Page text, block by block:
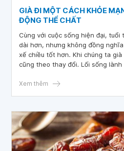
GIÀ ĐI MỘT CÁCH KHỎE
ĐỘNG THỂ CHẤT
Cùng với cuộc sống hiện đại, tuổi
dài hơn, nhưng không đồng
xế chiều tốt hơn. Khi chúng ta
cũng theo thay đổi. Lối sống
ngăn ngừa một số vấn đề sức
Xem thêm